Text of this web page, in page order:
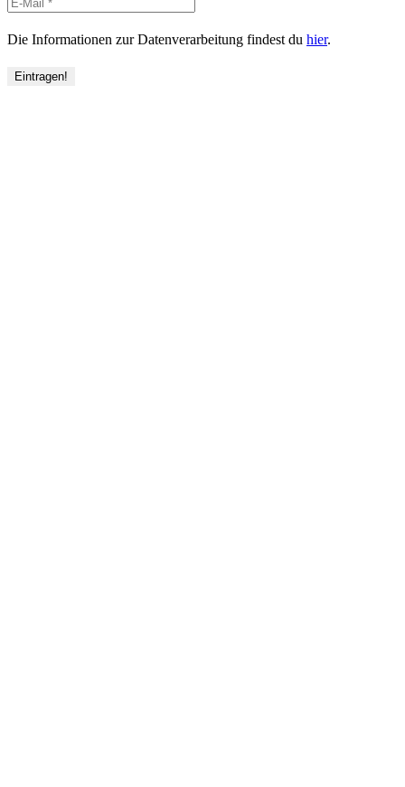
Die Informationen zur Datenverarbeitung findest du hier.